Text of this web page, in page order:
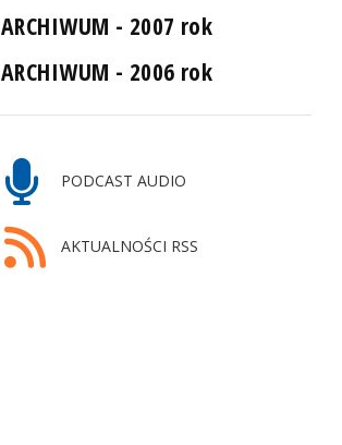
ARCHIWUM - 2007 rok
ARCHIWUM - 2006 rok
PODCAST AUDIO
AKTUALNOŚCI RSS